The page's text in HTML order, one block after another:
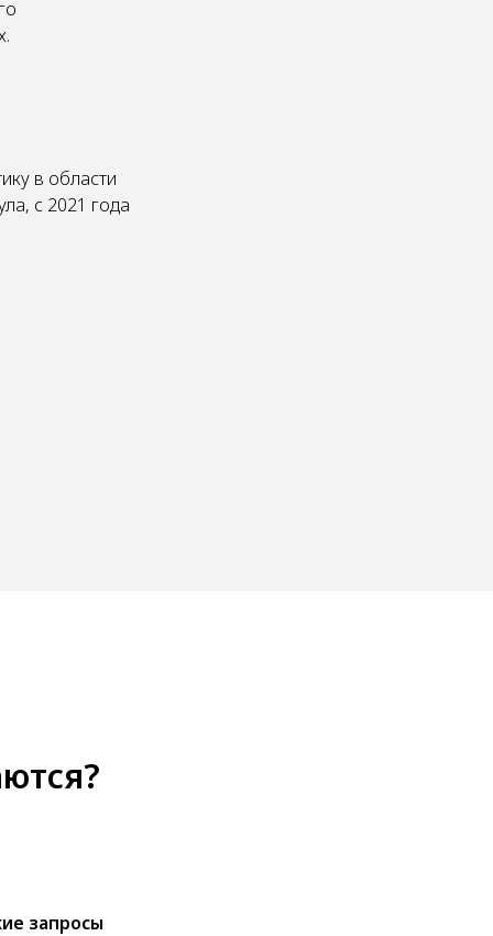
в области
с 2021 года
запросы